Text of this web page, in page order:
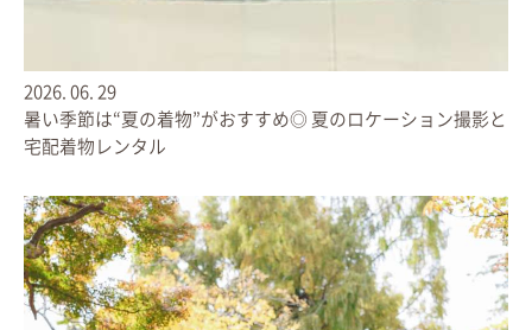
＼ ５月３１日(日)まで期間限定 ／
2026. 06. 29
暑い季節は“夏の着物”がおすすめ◎ 夏のロケーション撮影と
宅配着物レンタル